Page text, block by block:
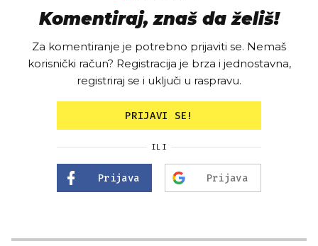
Komentiraj, znaš da želiš!
Za komentiranje je potrebno prijaviti se. Nemaš
korisnički račun? Registracija je brza i jednostavna,
registriraj se i uključi u raspravu.
PRIJAVI SE!
ILI
Prijava Prijava